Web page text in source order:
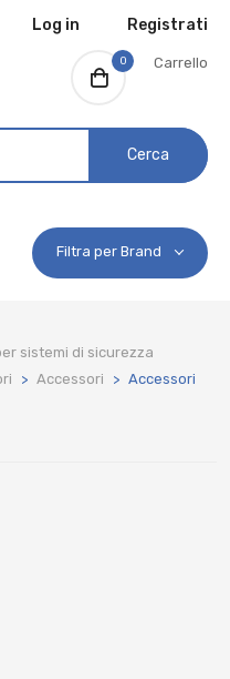
Log in Registrati
0 Carrello
Cerca
Filtra per Brand
sistemi di sicurezza
Accessori Accessori